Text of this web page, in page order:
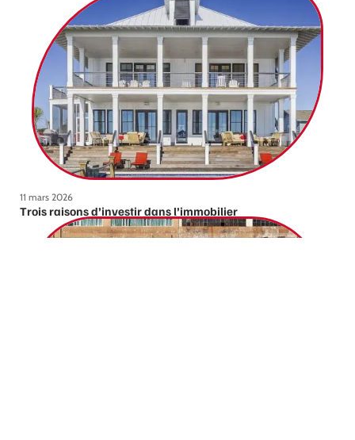
11 mars 2026
Trois raisons d’investir dans l’immobilier